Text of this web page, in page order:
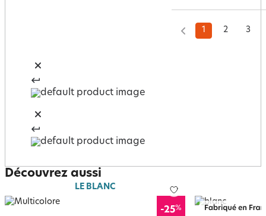
1 2 3
Découvrez aussi
LE BLANC
-25%